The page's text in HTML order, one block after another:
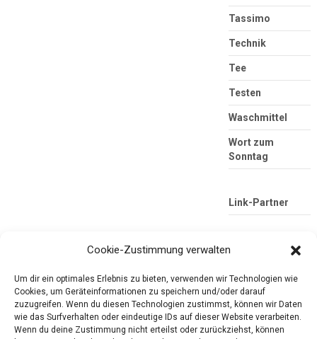
Tassimo
Technik
Tee
Testen
Waschmittel
Wort zum
Sonntag
Link-Partner
Cookie-Zustimmung verwalten
Um dir ein optimales Erlebnis zu bieten, verwenden wir Technologien wie
Cookies, um Geräteinformationen zu speichern und/oder darauf
zuzugreifen. Wenn du diesen Technologien zustimmst, können wir Daten
wie das Surfverhalten oder eindeutige IDs auf dieser Website verarbeiten.
Wenn du deine Zustimmung nicht erteilst oder zurückziehst, können